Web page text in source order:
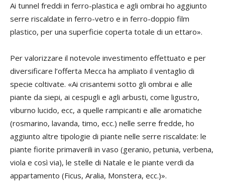
Ai tunnel freddi in ferro-plastica e agli ombrai ho aggiunto
serre riscaldate in ferro-vetro e in ferro-doppio film
plastico, per una superficie coperta totale di un ettaro».
Per valorizzare il notevole investimento effettuato e per
diversificare l’offerta Mecca ha ampliato il ventaglio di
specie coltivate. «Ai crisantemi sotto gli ombrai e alle
piante da siepi, ai cespugli e agli arbusti, come ligustro,
viburno lucido, ecc, a quelle rampicanti e alle aromatiche
(rosmarino, lavanda, timo, ecc.) nelle serre fredde, ho
aggiunto altre tipologie di piante nelle serre riscaldate: le
piante fiorite primaverili in vaso (geranio, petunia, verbena,
viola e così via), le stelle di Natale e le piante verdi da
appartamento (Ficus, Aralia, Monstera, ecc.)».